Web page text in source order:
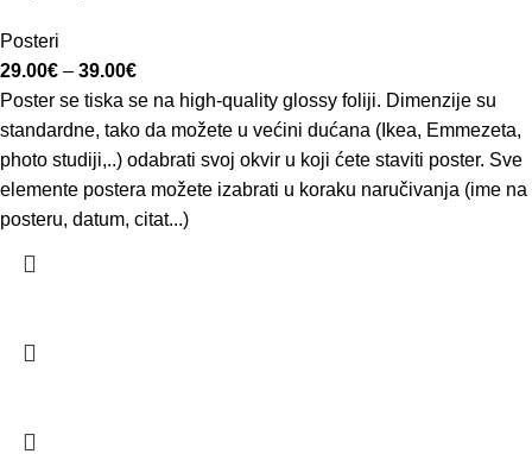
Posteri
29.00€ – 39.00€
Poster se tiska se na high-quality glossy foliji. Dimenzije su
standardne, tako da možete u većini dućana (Ikea, Emmezeta,
photo studiji,..) odabrati svoj okvir u koji ćete staviti poster. Sve
elemente postera možete izabrati u koraku naručivanja (ime na
posteru, datum, citat...)